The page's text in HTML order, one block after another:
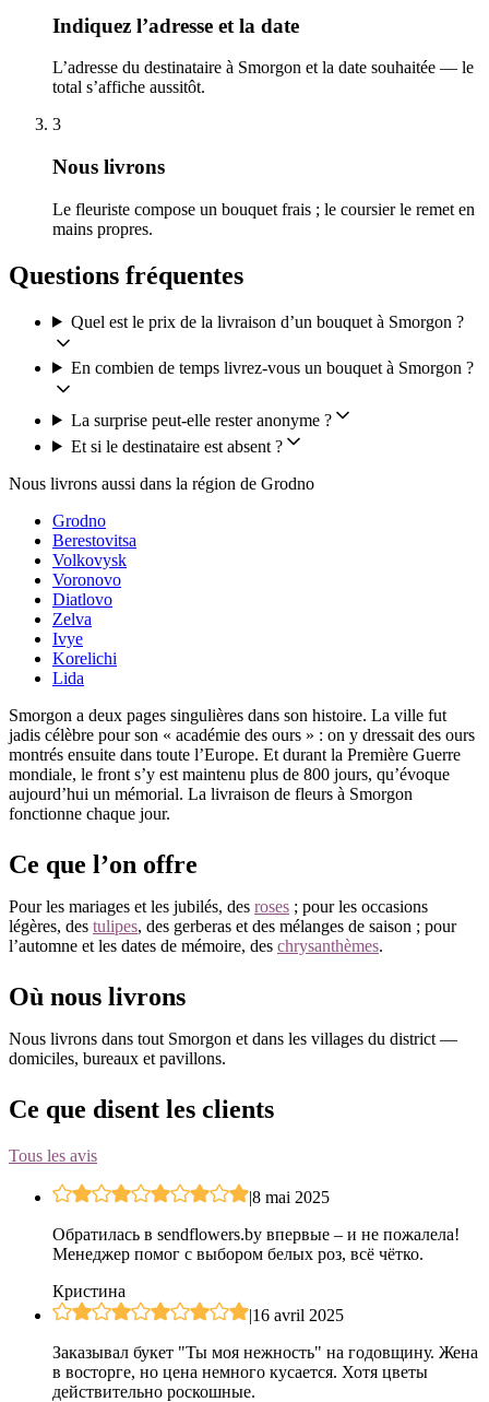
Indiquez l’adresse et la date
L’adresse du destinataire à Smorgon et la date souhaitée — le
total s’affiche aussitôt.
3
Nous livrons
Le fleuriste compose un bouquet frais ; le coursier le remet en
mains propres.
Questions fréquentes
Quel est le prix de la livraison d’un bouquet à Smorgon ?
En combien de temps livrez-vous un bouquet à Smorgon ?
La surprise peut-elle rester anonyme ?
Et si le destinataire est absent ?
Nous livrons aussi dans la région de Grodno
Grodno
Berestovitsa
Volkovysk
Voronovo
Diatlovo
Zelva
Ivye
Korelichi
Lida
Smorgon a deux pages singulières dans son histoire. La ville fut
jadis célèbre pour son « académie des ours » : on y dressait des ours
montrés ensuite dans toute l’Europe. Et durant la Première Guerre
mondiale, le front s’y est maintenu plus de 800 jours, qu’évoque
aujourd’hui un mémorial. La livraison de fleurs à Smorgon
fonctionne chaque jour.
Ce que l’on offre
Pour les mariages et les jubilés, des roses ; pour les occasions
légères, des tulipes, des gerberas et des mélanges de saison ; pour
l’automne et les dates de mémoire, des chrysanthèmes.
Où nous livrons
Nous livrons dans tout Smorgon et dans les villages du district —
domiciles, bureaux et pavillons.
Ce que disent les clients
Tous les avis
|8 mai 2025
Обратилась в sendflowers.by впервые – и не пожалела!
Менеджер помог с выбором белых роз, всё чётко.
Кристина
|16 avril 2025
Заказывал букет "Ты моя нежность" на годовщину. Жена
в восторге, но цена немного кусается. Хотя цветы
действительно роскошные.